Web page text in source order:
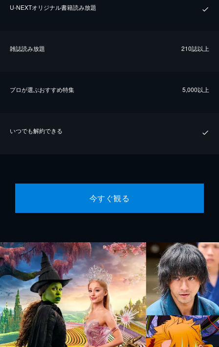
U-NEXTオリジナル書籍読み放題
雑誌読み放題 210誌以上
プロが選ぶおすすめ特集 5,000以上
いつでも解約できる
今すぐ観る